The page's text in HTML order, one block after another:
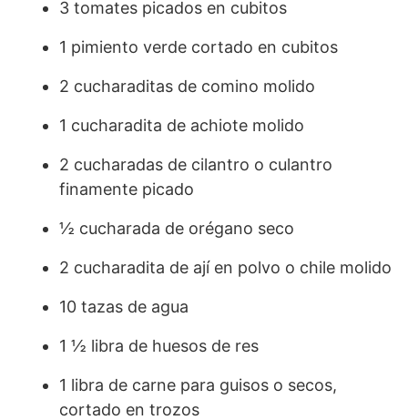
3 tomates picados en cubitos
1 pimiento verde cortado en cubitos
2 cucharaditas de comino molido
1 cucharadita de achiote molido
2 cucharadas de cilantro o culantro
finamente picado
½ cucharada de orégano seco
2 cucharadita de ají en polvo o chile molido
10 tazas de agua
1 ½ libra de huesos de res
1 libra de carne para guisos o secos,
cortado en trozos